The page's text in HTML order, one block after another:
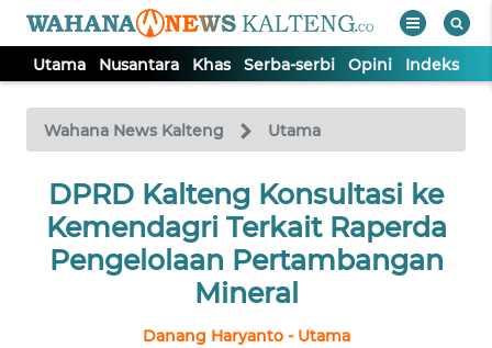
Utama Nusantara Khas Serba-serbi Opini Indeks
Wahana News Kalteng Utama
DPRD Kalteng Konsultasi ke
Kemendagri Terkait Raperda
Pengelolaan Pertambangan
Mineral
Danang Haryanto - Utama
TV
Tutup
UTAMA
NUSANTARA